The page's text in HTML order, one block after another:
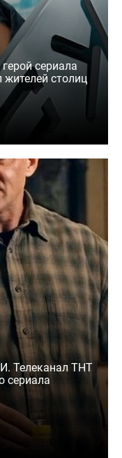
сериала
столиц
Телеканал ТНТ
сериала